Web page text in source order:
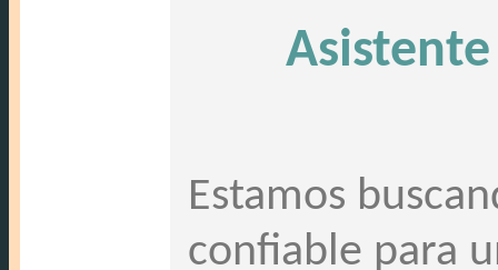
Estamos
confiable para